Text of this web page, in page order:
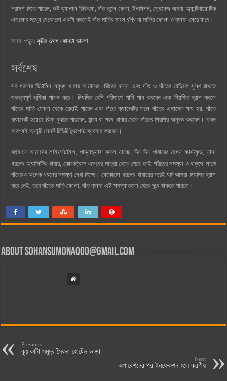
পরামর্শ দিতে পারেন, রুট ক্যানাল চিকিৎসা, দাঁত তুলে ফেলা, ইনসিশন, ড্রেনেজ অথবা অ্যান্টিবায়োটিক
এগুলোর মধ্যে যেকোনো একটা করলেই দাঁত মাড়ির মাংস বৃদ্ধি বা মাড়ির ফোলা ও ব্যাথা সেরে যাবে।
আরো পড়ুনঃকৃমির ঔষধ কোনটা ভালো
সর্বশেষ
সব ধরনের ভিটামিন সমৃদ্ধ খাবার আমাদের শরীরের জন্য এবং দাঁত ও দাঁতের মাড়িকে সুস্থ রাখতে
গুরুত্বপূর্ণ ভূমিকা পালন করে। নিয়মিত বেশি পরিমাণে পানি পান করবেন এবং নিয়মিত ব্রাশ করলে
দাঁতের মাড়ি ফোলা থেকে রেহাই পাবেন এবং দাঁতে ক্যাভেটির ফলে দাঁতের এনামেল ক্ষয় হয়, দাঁতে
ক্যাভেটি হয়েছে কিনা বুঝতে পারবেন, ঠান্ডা বা গরম খাবার খেলে দাঁতের শিরশির অনুভব করবেন। তখন
অবশ্যই অ্যান্টি সেনসিটিভিটি টুথপেস্ট ব্যবহার করবেন।
বর্তমানে আমাদের লাইফস্টাইল, খাদ্যাভ্যাস বদলে যাচ্ছে, দিন দিন খাবারের মধ্যে ফাস্টফুড, নানা
ধরনের অ্যাসিটিক খাবার, কোল্ডড্রিংস এসবের মাত্রা বেড়ে গেছে তাই শরীরের সমস্যা ও বাড়ছে সাথে
দাঁতেরও অনেক ধরনের সমস্যা দেখা দিচ্ছে। যেকোনো ধরনের খাবারের পরেই যদি আমরা নিয়মিত ব্রাশ
করে নেই, তবে দাঁতের মাড়ি ফোলা, দাঁত ব্যাথা এই সমস্যাগুলো থেকে দূরে থাকতে পারবো।
Aboutsohansumona000@gmail.com
Previous
কুয়াকাটা সমুদ্র সৈকত হোটেল ভাড়া
Next
অপারেশনের পর ইনফেকশন হলে করণীয়